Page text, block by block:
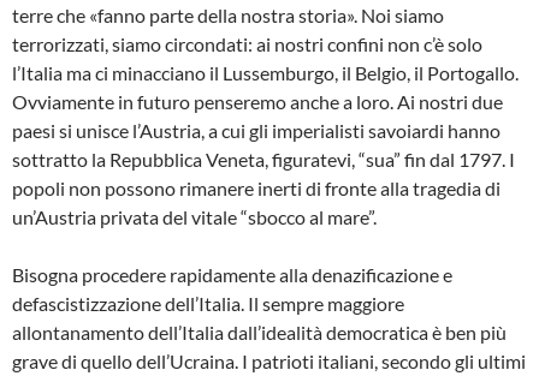
terre che «fanno parte della nostra storia». Noi siamo
terrorizzati, siamo circondati: ai nostri confini non c’è solo
l’Italia ma ci minacciano il Lussemburgo, il Belgio, il Portogallo.
Ovviamente in futuro penseremo anche a loro. Ai nostri due
paesi si unisce l’Austria, a cui gli imperialisti savoiardi hanno
sottratto la Repubblica Veneta, figuratevi, “sua” fin dal 1797. I
popoli non possono rimanere inerti di fronte alla tragedia di
un’Austria privata del vitale “sbocco al mare”.
Bisogna procedere rapidamente alla denazificazione e
defascistizzazione dell’Italia. Il sempre maggiore
allontanamento dell’Italia dall’idealità democratica è ben più
grave di quello dell’Ucraina. I patrioti italiani, secondo gli ultimi